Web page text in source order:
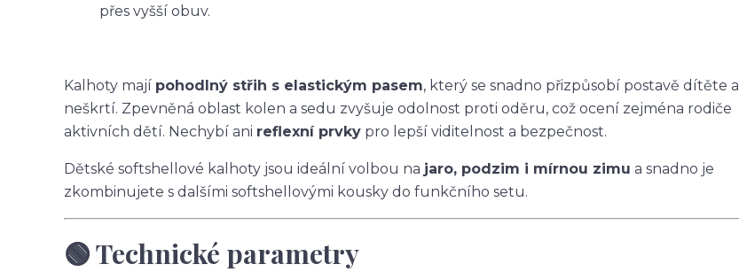
přes vyšší obuv.
Kalhoty mají pohodlný střih s elastickým pasem, který se snadno přizpůsobí postavě dítěte a
neškrtí. Zpevněná oblast kolen a sedu zvyšuje odolnost proti oděru, což ocení zejména rodiče
aktivních dětí. Nechybí ani reflexní prvky pro lepší viditelnost a bezpečnost.
Dětské softshellové kalhoty jsou ideální volbou na jaro, podzim i mírnou zimu a snadno je
zkombinujete s dalšími softshellovými kousky do funkčního setu.
🟢 Technické parametry